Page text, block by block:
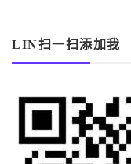
LIN扫一扫添加我